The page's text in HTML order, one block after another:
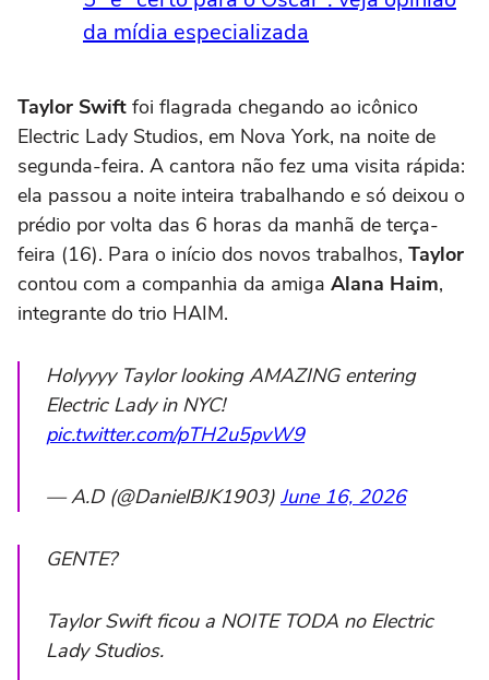
da mídia especializada
Taylor Swift foi flagrada chegando ao icônico
Electric Lady Studios, em Nova York, na noite de
segunda-feira. A cantora não fez uma visita rápida:
ela passou a noite inteira trabalhando e só deixou o
prédio por volta das 6 horas da manhã de terça-
feira (16). Para o início dos novos trabalhos, Taylor
contou com a companhia da amiga Alana Haim,
integrante do trio HAIM.
Holyyyy Taylor looking AMAZING entering
Electric Lady in NYC!
pic.twitter.com/pTH2u5pvW9
— A.D (@DanielBJK1903) June 16, 2026
GENTE?
Taylor Swift ficou a NOITE TODA no Electric
Lady Studios.